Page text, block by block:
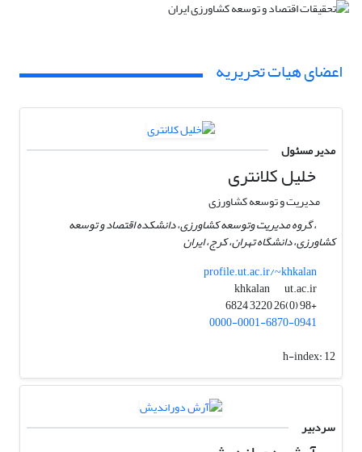
اعضای هیات تحریریه
مدیر مسئول
خلیل کلانتری
مدیریت و توسعه کشاورزی
، گروه مدیریت وتوسعه کشاورزی، دانشکده اقتصاد و توسعه
کشاورزی، دانشگاه تهران، کرج، ایران
profile.ut.ac.ir/~khkalan
khkalan
ut.ac.ir
+98 (0)26 3220 6824
0000-0001-6870-0941
h-index:12
سردبیر